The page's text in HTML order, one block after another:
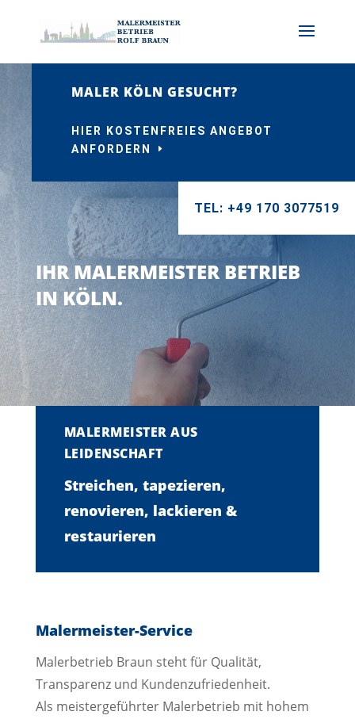
MALER KÖLN GESUCHT?
HIER KOSTENFREIES ANGEBOT
ANFORDERN
TEL: +49 170 3077519
IHR MALERMEISTER BETRIEB
IN KÖLN.
MALERMEISTER AUS
LEIDENSCHAFT
Streichen, tapezieren,
renovieren, lackieren &
restaurieren
Malermeister-Service
Malerbetrieb Braun steht für Qualität,
Transparenz und Kundenzufriedenheit.
Als meistergeführter Malerbetrieb mit hohem